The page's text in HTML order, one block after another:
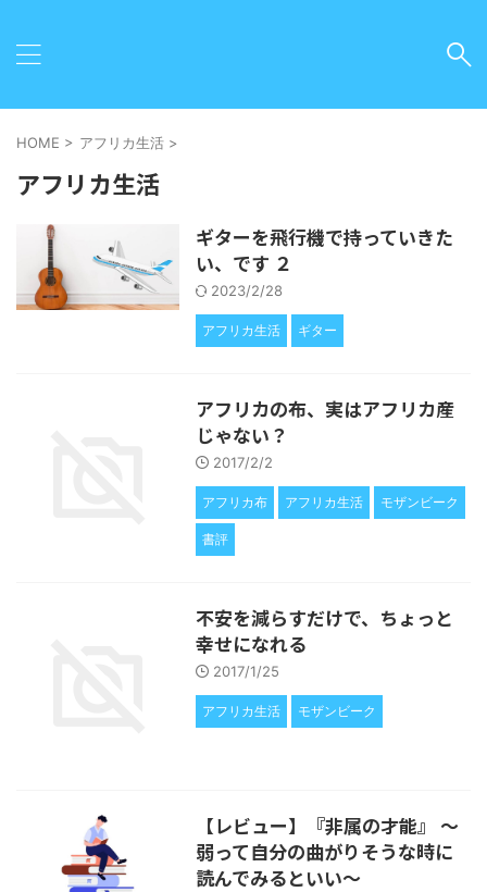
HOME > アフリカ生活 >
アフリカ生活
ギターを飛行機で持っていきた
い、です ２
2023/2/28
アフリカ生活 ギター
アフリカの布、実はアフリカ産
じゃない？
2017/2/2
アフリカ布 アフリカ生活 モザンビーク
書評
不安を減らすだけで、ちょっと
幸せになれる
2017/1/25
アフリカ生活 モザンビーク
【レビュー】『非属の才能』 〜
弱って自分の曲がりそうな時に
読んでみるといい〜